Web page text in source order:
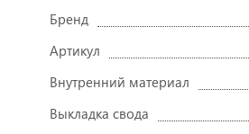
Бренд
Артикул
Внутренний материал
Выкладка свода